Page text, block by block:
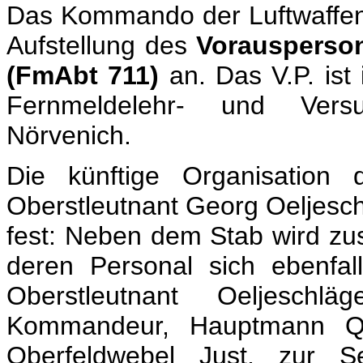
Das Kommando der
Aufstellung des
(FmAbt 711) an. Das V.P.
Fernmeldelehr- und
Nörvenich.
Die künftige Organisation
Oberstleutnant Georg
fest: Neben dem Stab wird
deren Personal sich
Oberstleutnant
Kommandeur, Hauptmann
Oberfeldwebel Just, zur